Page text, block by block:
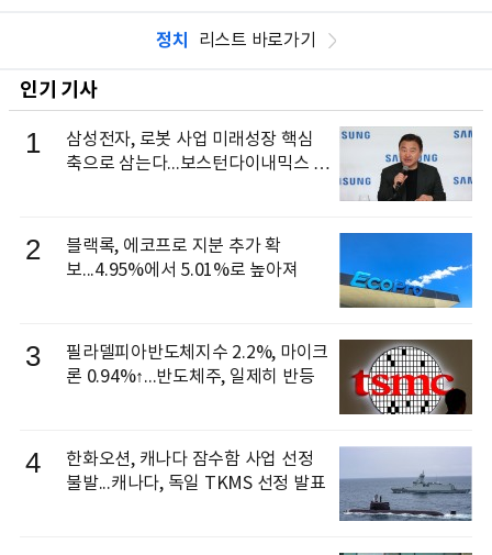
정치 리스트 바로가기
인기 기사
1
삼성전자, 로봇 사업 미래성장 핵심
축으로 삼는다...보스턴다이내믹스 출
2
블랙록, 에코프로 지분 추가 확
보...4.95%에서 5.01%로 높아져
3
필라델피아반도체지수 2.2%, 마이크
론 0.94%↑...반도체주, 일제히 반등
4
한화오션, 캐나다 잠수함 사업 선정
불발...캐나다, 독일 TKMS 선정 발표